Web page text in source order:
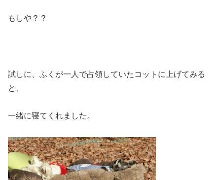
もしや？？
試しに、ふくが一人で占領していたコットに上げてみる
と、
一緒に寝てくれました。